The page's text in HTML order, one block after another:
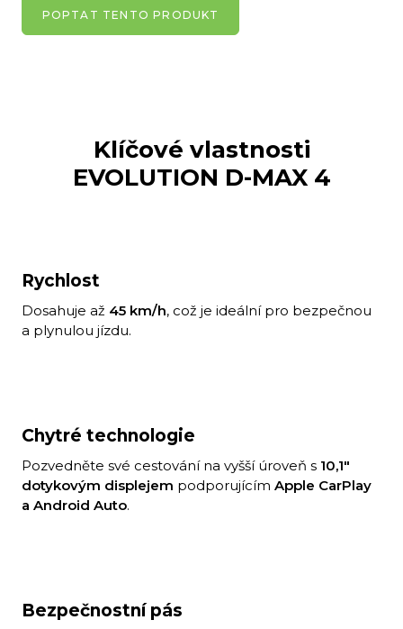
POPTAT TENTO PRODUKT
Klíčové vlastnosti
EVOLUTION D-MAX 4
Rychlost
Dosahuje až 45 km/h, což je ideální pro bezpečnou
a plynulou jízdu.
Chytré technologie
Pozvedněte své cestování na vyšší úroveň s 10,1"
dotykovým displejem podporujícím Apple CarPlay
a Android Auto.
Bezpečnostní pás